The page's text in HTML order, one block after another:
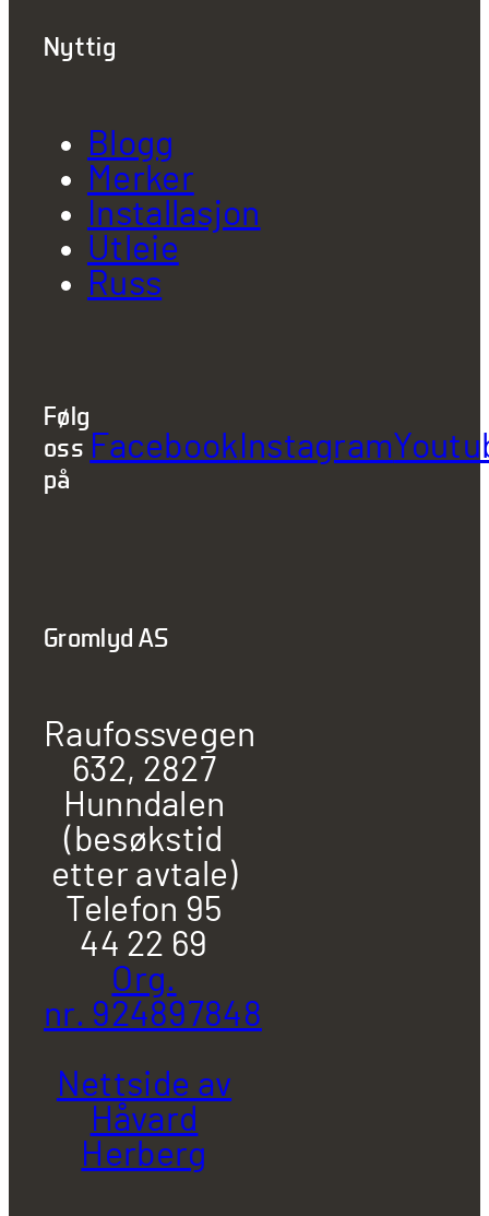
Nyttig
Blogg
Merker
Installasjon
Utleie
Russ
Følg
oss
på
Facebook Instagram
Gromlyd AS
Raufossvegen
632, 2827
Hunndalen
(besøkstid
etter avtale)
Telefon 95
44 22 69
Org.
nr. 924897848
Nettside av
Håvard
Herberg